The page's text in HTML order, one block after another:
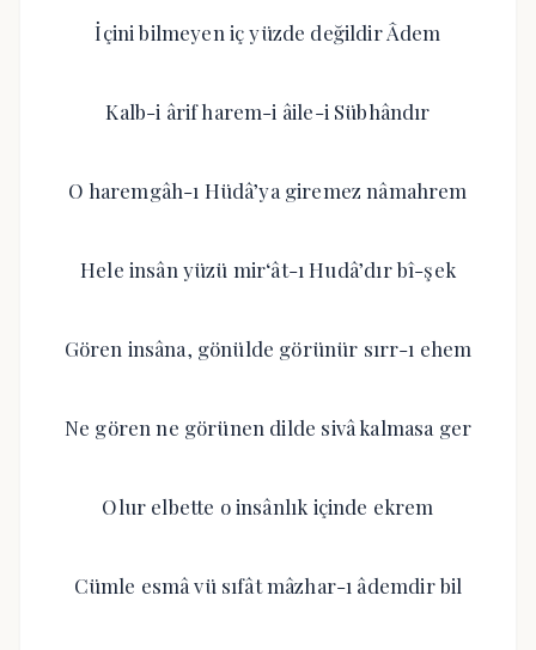
İçini bilmeyen iç yüzde değildir Âdem
Kalb-i ârif harem-i âile-i Sübhândır
O haremgâh-ı Hüdâ’ya giremez nâmahrem
Hele insân yüzü mir‘ât-ı Hudâ’dır bî-şek
Gören insâna, gönülde görünür sırr-ı ehem
Ne gören ne görünen dilde sivâ kalmasa ger
Olur elbette o insânlık içinde ekrem
Cümle esmâ vü sıfât mâzhar-ı âdemdir bil